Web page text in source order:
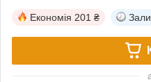
Економія 201 ₴